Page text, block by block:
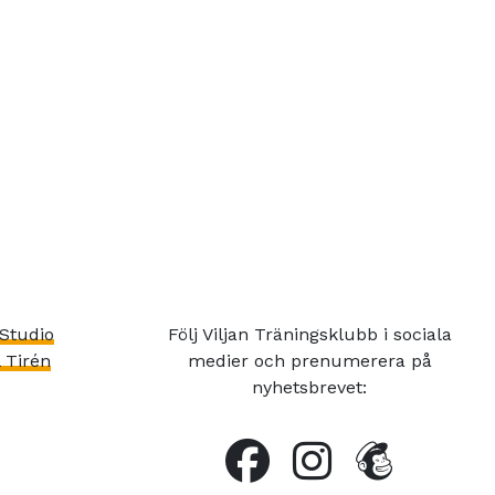
Tirén
Följ Viljan Träningsklubb i sociala
medier och prenumerera på
nyhetsbrevet: